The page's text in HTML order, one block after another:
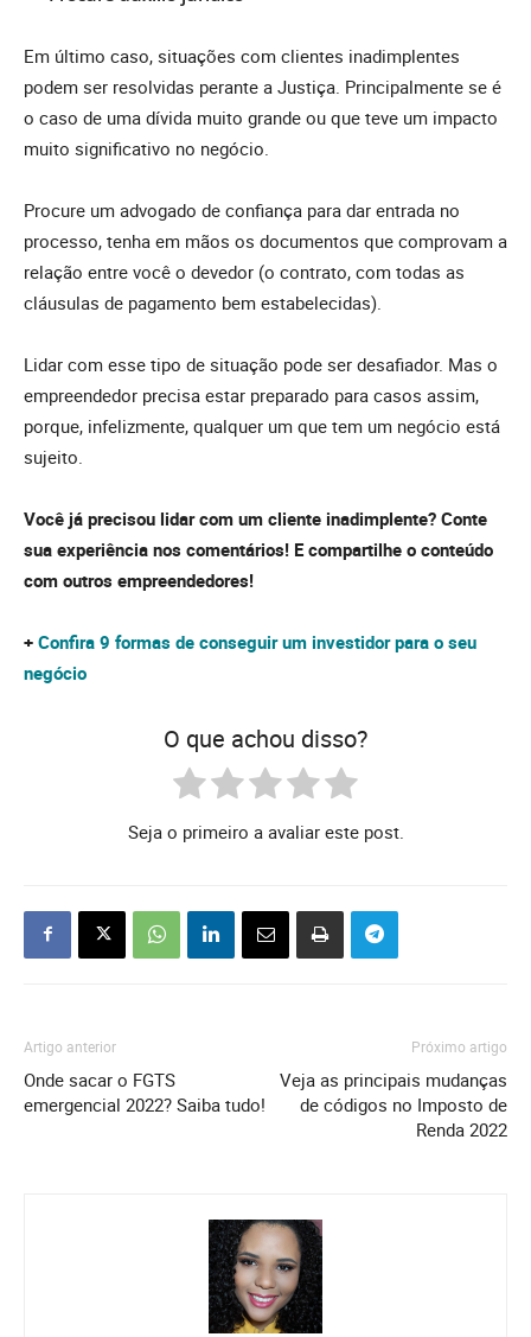
Em último caso, situações com clientes inadimplentes
podem ser resolvidas perante a Justiça. Principalmente se é
o caso de uma dívida muito grande ou que teve um impacto
muito significativo no negócio.
Procure um advogado de confiança para dar entrada no
processo, tenha em mãos os documentos que comprovam a
relação entre você o devedor (o contrato, com todas as
cláusulas de pagamento bem estabelecidas).
Lidar com esse tipo de situação pode ser desafiador. Mas o
empreendedor precisa estar preparado para casos assim,
porque, infelizmente, qualquer um que tem um negócio está
sujeito.
Você já precisou lidar com um cliente inadimplente? Conte
sua experiência nos comentários! E compartilhe o conteúdo
com outros empreendedores!
+ Confira 9 formas de conseguir um investidor para o seu
negócio
O que achou disso?
Seja o primeiro a avaliar este post.
Artigo anterior
Onde sacar o FGTS
emergencial 2022? Saiba tudo!
Próximo artigo
Veja as principais mudanças
de códigos no Imposto de
Renda 2022